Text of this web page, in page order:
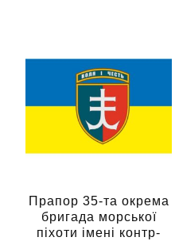
кілька
варіантів.
Параметри
можна
вибрати
сторінці
товару
Прапор 35-та окрема
бригада морської
піхоти імені контр-